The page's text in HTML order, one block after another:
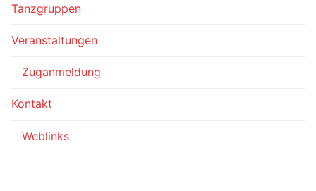
Tanzgruppen
Veranstaltungen
Zuganmeldung
Kontakt
Weblinks